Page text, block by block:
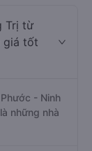
Trị từ
giá tốt
- Ninh
những nhà